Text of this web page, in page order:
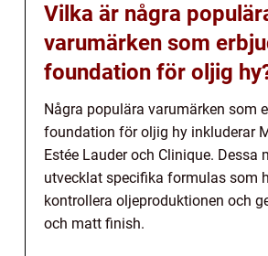
Vilka är några
varumärken som
foundation för oljig
Några populära varumärken som
foundation för oljig hy inkluderar
Estée Lauder och Clinique. Dessa
utvecklat specifika formulas som
kontrollera oljeproduktionen och
och matt finish.